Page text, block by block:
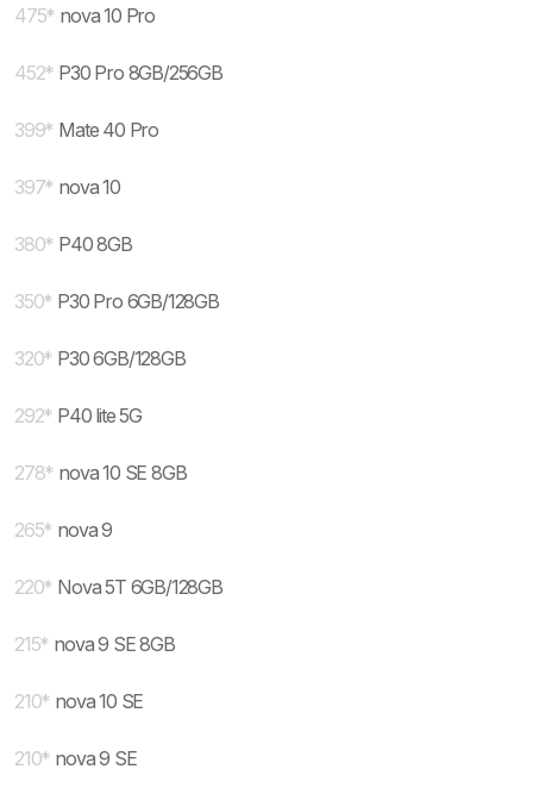
475* nova 10 Pro
452* P30 Pro 8GB/256GB
399* Mate 40 Pro
397* nova 10
380* P40 8GB
350* P30 Pro 6GB/128GB
320* P30 6GB/128GB
292* P40 lite 5G
278* nova 10 SE 8GB
265* nova 9
220* Nova 5T 6GB/128GB
215* nova 9 SE 8GB
210* nova 10 SE
210* nova 9 SE